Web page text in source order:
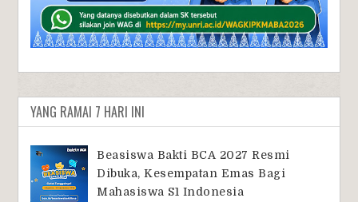
YANG RAMAI 7 HARI INI
Beasiswa Bakti BCA 2027 Resmi
Dibuka, Kesempatan Emas Bagi
Mahasiswa S1 Indonesia